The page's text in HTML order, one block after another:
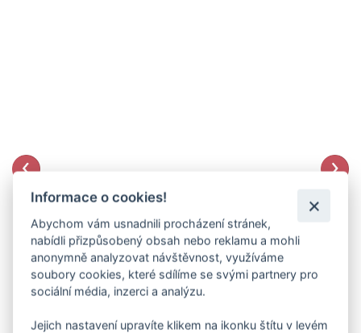
Informace o cookies!
Abychom vám usnadnili procházení stránek,
nabídli přizpůsobený obsah nebo reklamu a mohli
anonymně analyzovat návštěvnost, využíváme
soubory cookies, které sdílíme se svými partnery pro
sociální média, inzerci a analýzu.
Jejich nastavení upravíte klikem na ikonku štítu v levém